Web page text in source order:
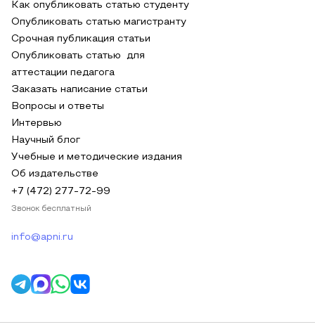
Как опубликовать статью студенту
Опубликовать статью магистранту
Срочная публикация статьи
Опубликовать статью для
аттестации педагога
Заказать написание статьи
Вопросы и ответы
Интервью
Научный блог
Учебные и методические издания
Об издательстве
+7 (472) 277-72-99
Звонок бесплатный
info@apni.ru